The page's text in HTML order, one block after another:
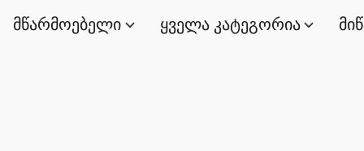
მწარმოებელი ყველა კატეგორია